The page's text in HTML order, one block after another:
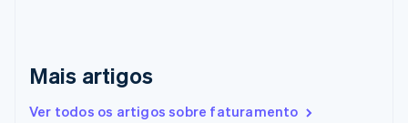
Mais artigos
Ver todos os artigos sobre faturamento
Eslovênia
Espanha